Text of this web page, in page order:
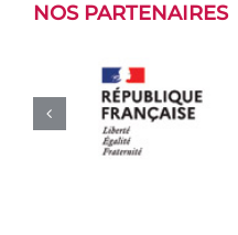
NOS PARTENAIRES